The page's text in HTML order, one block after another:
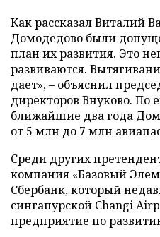
Как рассказал Виталий
Домодедово были
план их развития. Это
развиваются.
дает», – объяснил
директоров Внуково. По
ближайшие два года
от 5 млн до 7 млн
Среди других
компания «Базовый
Сбербанк, который
сингапурской Changi
предприятие по